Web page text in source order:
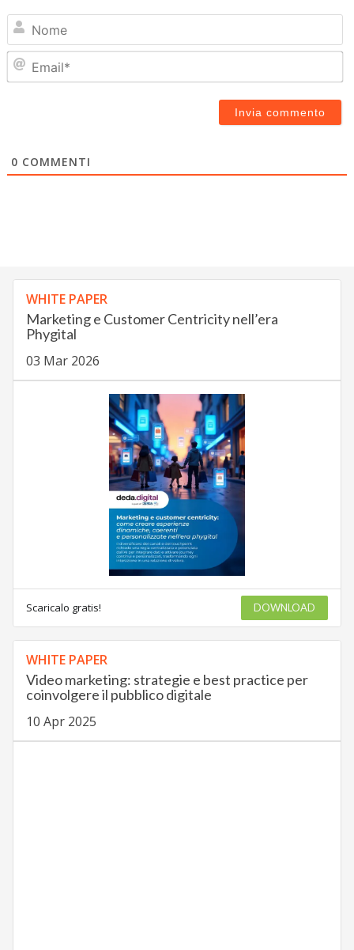
0 COMMENTI
WHITE PAPER
Marketing e Customer Centricity nell’era
Phygital
03 Mar 2026
Scaricalo gratis! DOWNLOAD
WHITE PAPER
Video marketing: strategie e best practice per
coinvolgere il pubblico digitale
10 Apr 2025